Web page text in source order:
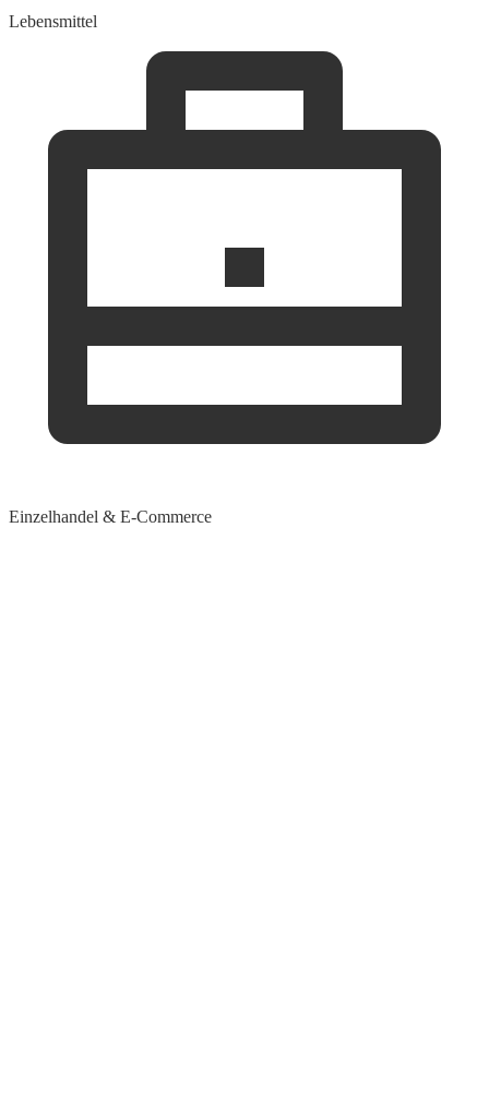
Lebensmittel
Einzelhandel & E-Commerce